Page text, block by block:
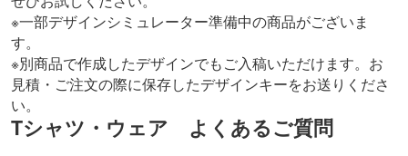
※一部デザインシミュレーター準備中の商品がございま
す。
※別商品で作成したデザインでもご入稿いただけます。お
見積・ご注文の際に保存したデザインキーをお送りくださ
い。
Tシャツ・ウェア よくあるご質問